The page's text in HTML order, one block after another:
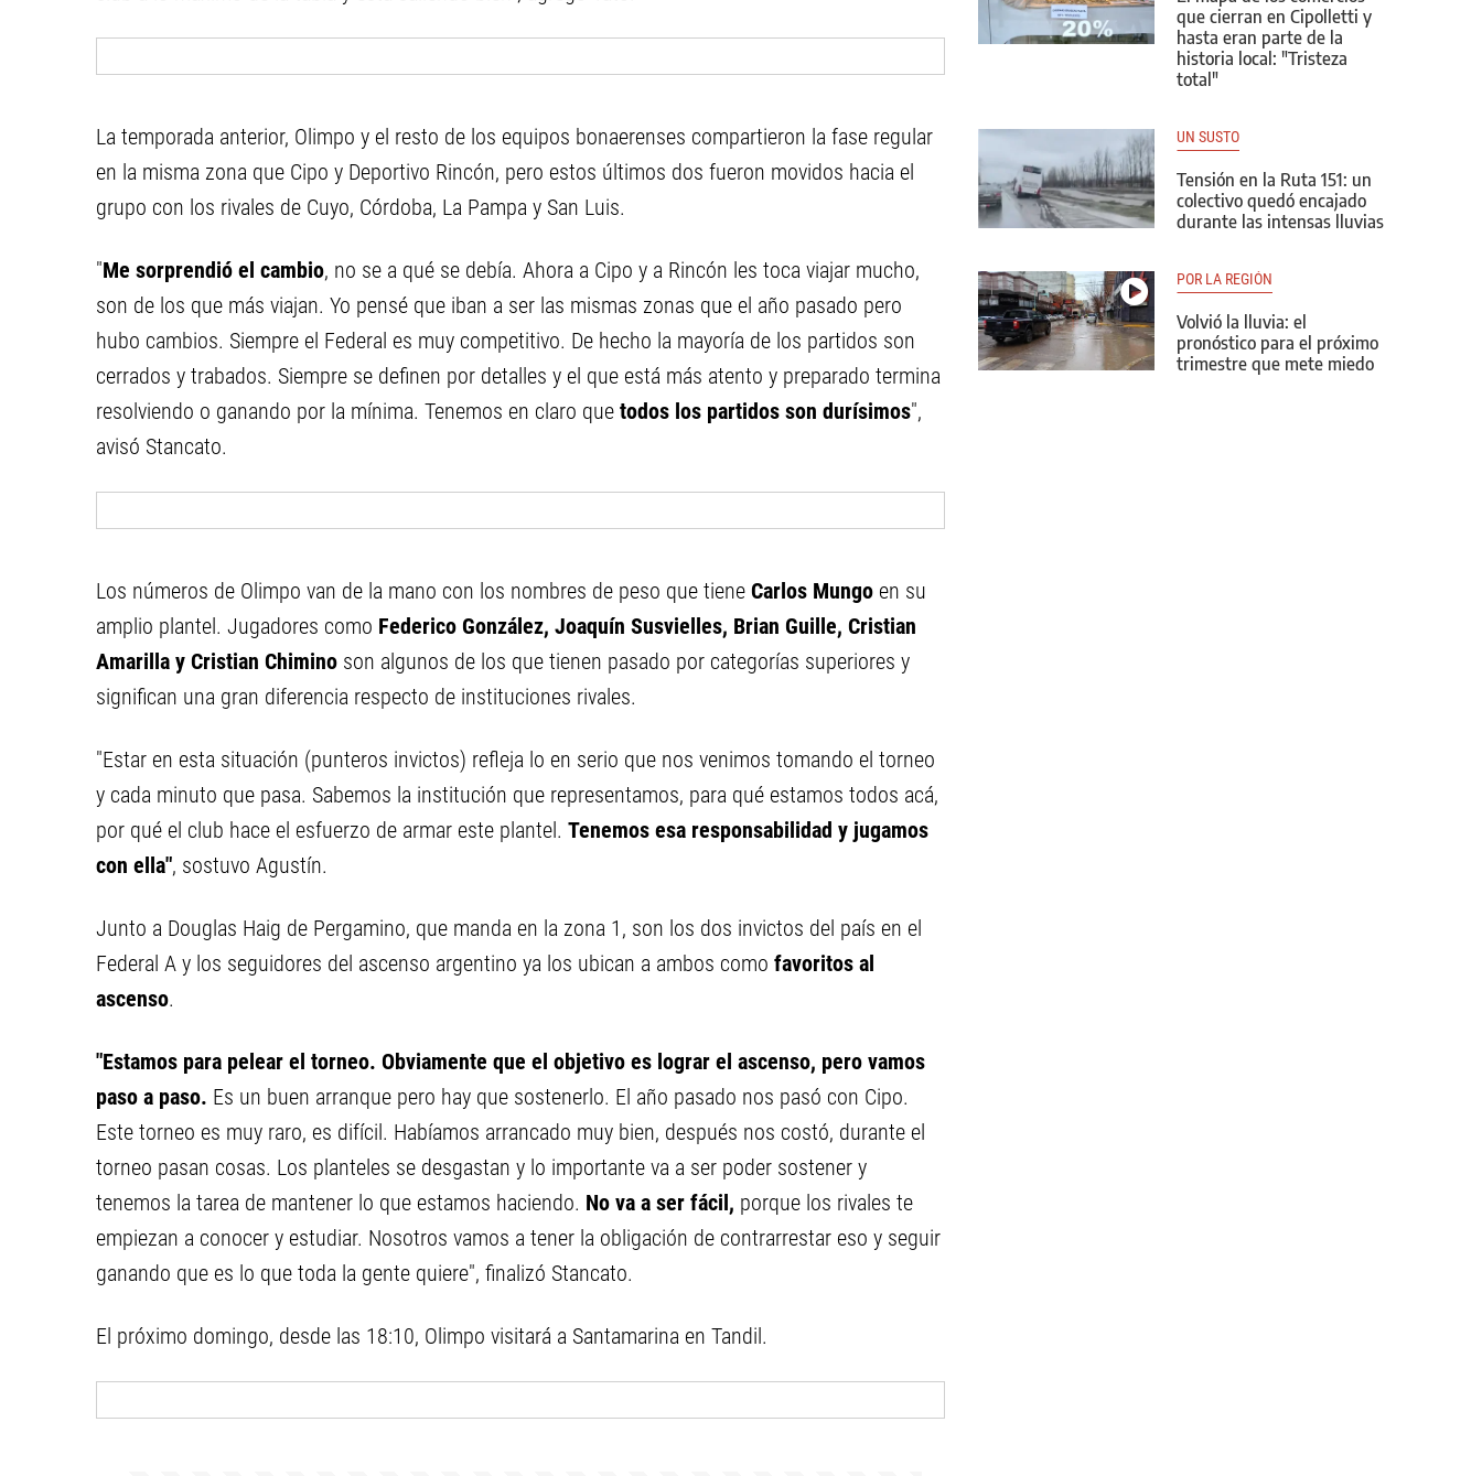
La temporada anterior, Olimpo y el resto de los equipos bonaerenses compartieron la fase regular
en la misma zona que Cipo y Deportivo Rincón, pero estos últimos dos fueron movidos hacia el
grupo con los rivales de Cuyo, Córdoba, La Pampa y San Luis.
"Me sorprendió el cambio, no se a qué se debía. Ahora a Cipo y a Rincón les toca viajar mucho,
son de los que más viajan. Yo pensé que iban a ser las mismas zonas que el año pasado pero
hubo cambios. Siempre el Federal es muy competitivo. De hecho la mayoría de los partidos son
cerrados y trabados. Siempre se definen por detalles y el que está más atento y preparado termina
resolviendo o ganando por la mínima. Tenemos en claro que todos los partidos son durísimos",
avisó Stancato.
Los números de Olimpo van de la mano con los nombres de peso que tiene Carlos Mungo en su
amplio plantel. Jugadores como Federico González, Joaquín Susvielles, Brian Guille, Cristian
Amarilla y Cristian Chimino son algunos de los que tienen pasado por categorías superiores y
significan una gran diferencia respecto de instituciones rivales.
"Estar en esta situación (punteros invictos) refleja lo en serio que nos venimos tomando el torneo
y cada minuto que pasa. Sabemos la institución que representamos, para qué estamos todos acá,
por qué el club hace el esfuerzo de armar este plantel. Tenemos esa responsabilidad y jugamos
con ella", sostuvo Agustín.
Junto a Douglas Haig de Pergamino, que manda en la zona 1, son los dos invictos del país en el
Federal A y los seguidores del ascenso argentino ya los ubican a ambos como favoritos al
ascenso.
"Estamos para pelear el torneo. Obviamente que el objetivo es lograr el ascenso, pero vamos
paso a paso. Es un buen arranque pero hay que sostenerlo. El año pasado nos pasó con Cipo.
Este torneo es muy raro, es difícil. Habíamos arrancado muy bien, después nos costó, durante el
torneo pasan cosas. Los planteles se desgastan y lo importante va a ser poder sostener y
tenemos la tarea de mantener lo que estamos haciendo. No va a ser fácil, porque los rivales te
empiezan a conocer y estudiar. Nosotros vamos a tener la obligación de contrarrestar eso y seguir
ganando que es lo que toda la gente quiere", finalizó Stancato.
El próximo domingo, desde las 18:10, Olimpo visitará a Santamarina en Tandil.
que cierran en Cipolletti y
hasta eran parte de la
historia local: "Tristeza
total"
UN SUSTO
Tensión en la Ruta 151: un
colectivo quedó encajado
durante las intensas lluvias
POR LA REGIÓN
Volvió la lluvia: el
pronóstico para el próximo
trimestre que mete miedo